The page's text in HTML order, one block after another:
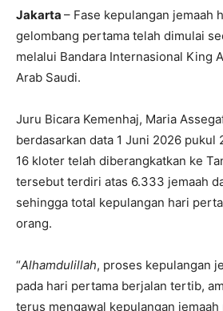
Jakarta – Fase kepulangan jemaah
gelombang pertama telah dimulai
melalui Bandara Internasional King
Arab Saudi.
Juru Bicara Kemenhaj, Maria
berdasarkan data 1 Juni 2026 pukul
16 kloter telah diberangkatkan ke
tersebut terdiri atas 6.333 jemaah
sehingga total kepulangan hari
orang.
“Alhamdulillah, proses kepulangan
pada hari pertama berjalan tertib,
terus mengawal kepulangan